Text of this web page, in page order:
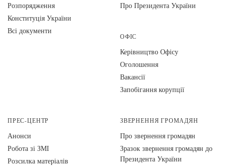
Розпорядження
Конституція України
Всі документи
Про Президента України
ОФІС
Керівництво Офісу
Оголошення
Вакансії
Запобігання корупції
ПРЕС-ЦЕНТР
Анонси
Робота зі ЗМІ
Розсилка матеріалів
ЗВЕРНЕННЯ ГРОМАДЯН
Про звернення громадян
Зразок звернення громадян до
Президента України